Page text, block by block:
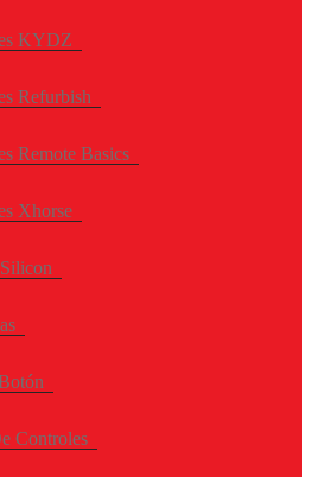
KYDZ
Refurbish
Remote Basics
Xhorse
Controles